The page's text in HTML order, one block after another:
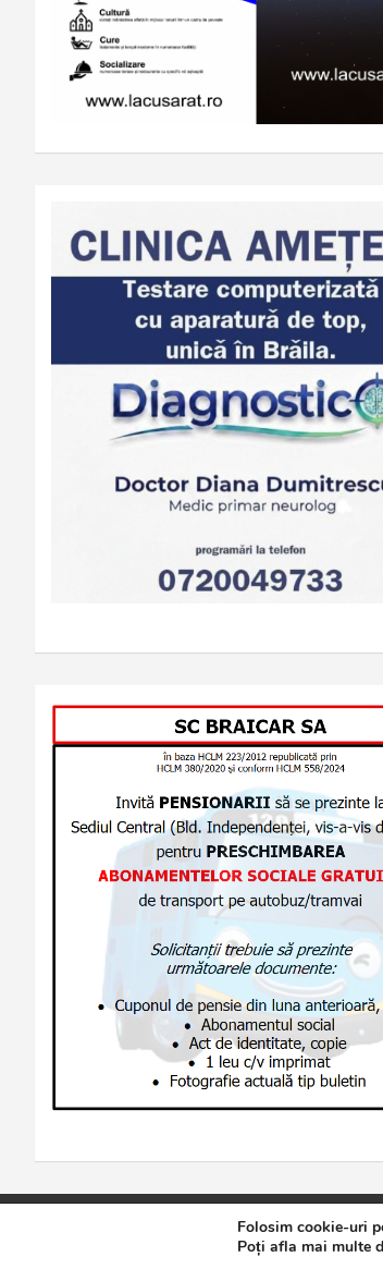
Jurnalul de Brăila Politică
Folosim cookie-uri
Poți afla mai multe